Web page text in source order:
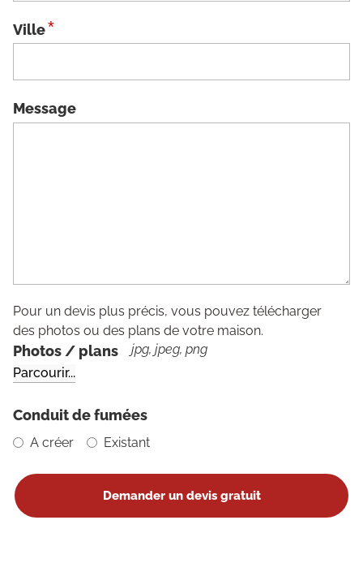
Ville*
Message
Pour un devis plus précis, vous pouvez télécharger
des photos ou des plans de votre maison.
Photos / plans jpg, jpeg, png
Conduit de fumées
A créer Existant